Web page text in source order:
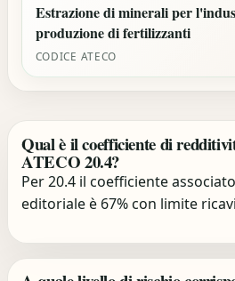
Estrazione di minerali per
produzione di fertilizzanti
CODICE ATECO
Qual è il coefficiente di
ATECO 20.4?
Per 20.4 il coefficiente
editoriale è 67% con limite